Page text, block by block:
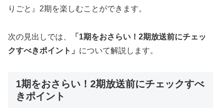
りごと』2期を楽しむことができます。
次の見出しでは、
「1期をおさらい！2期放送前にチェッ
クすべきポイント」 について解説します。
1期をおさらい！2期放送前にチェックすべ
きポイント